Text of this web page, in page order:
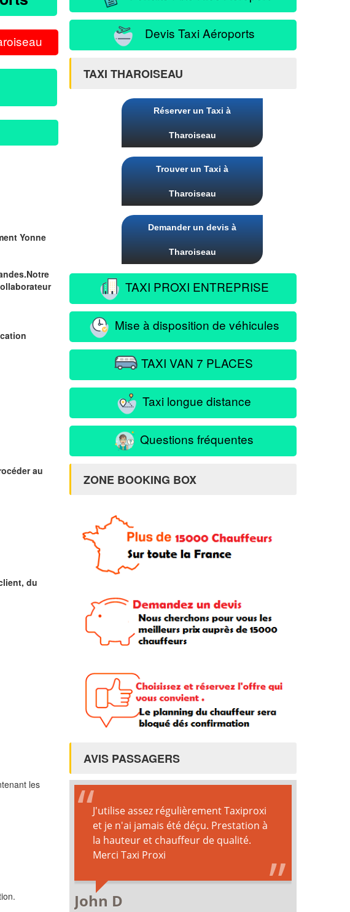
Yonne
au
du
les
Devis Taxi Aéroports
TAXI THAROISEAU
Réserver un Taxi à
Tharoiseau
Trouver un Taxi à
Tharoiseau
Demander un devis à
Tharoiseau
TAXI PROXI ENTREPRISE
Mise à disposition de véhicules
TAXI VAN 7 PLACES
Taxi longue distance
Questions fréquentes
ZONE BOOKING BOX
AVIS PASSAGERS